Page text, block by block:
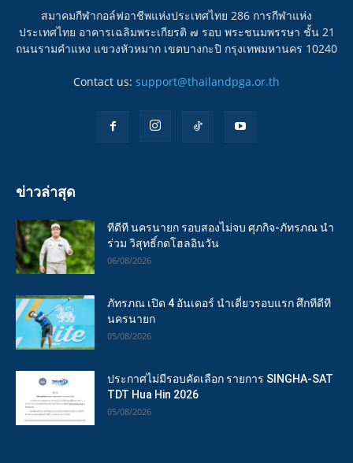
สมาคมกีฬากอล์ฟอาชีพแห่งประเทศไทย 286 การกีฬาแห่ง
ประเทศไทย อาคารเฉลิมพระเกียรติ ๗ รอบ พระชนมพรรษา ชั้น 21
ถนนรามคำแหง แขวงหัวหมาก เขตบางกะปิ กรุงเทพมหานคร 10240
Contact us: support@thailandpga.or.th
ข่าวล่าสุด
ทีดีที นครนายก รอบสองไม่จบ ศุภกิจ-ภัทรภณ นำ
ร่วม วิสุทธิ์กดโฮลอินวัน
06/08/2026
ภัทรภณ เปิด 4 อันเดอร์ นำเดี่ยวรอบแรก ศึกทีดีที
นครนายก
05/08/2026
ประกาศไม่มีรอบคัดเลือก รายการ SINGHA-SAT
TDT Hua Hin 2026
05/08/2026